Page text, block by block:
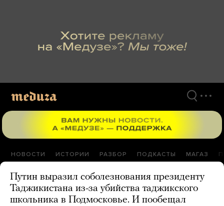
НОВОСТИ ИСТОРИИ РАЗБОР ПОДКАСТЫ МАГАЗ
Путин выразил соболезнования президенту
Таджикистана из-за убийства таджикского
школьника в Подмосковье. И пообещал